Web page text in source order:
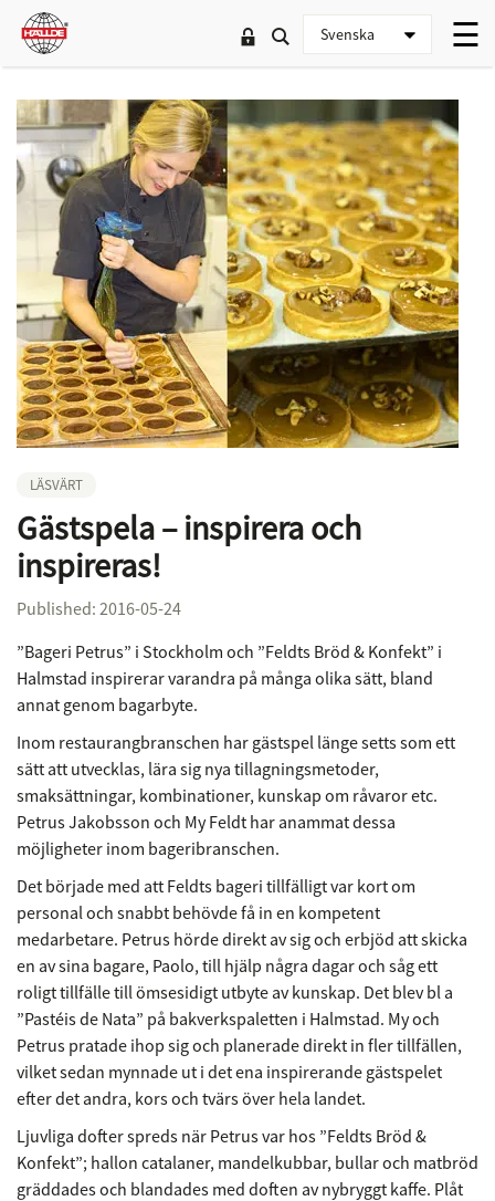
LÄSVÄRT
Gästspela – inspirera och
inspireras!
Published: 2016-05-24
”Bageri Petrus” i Stockholm och ”Feldts Bröd & Konfekt” i
Halmstad inspirerar varandra på många olika sätt, bland
annat genom bagarbyte.
Inom restaurangbranschen har gästspel länge setts som ett
sätt att utvecklas, lära sig nya tillagningsmetoder,
smaksättningar, kombinationer, kunskap om råvaror etc.
Petrus Jakobsson och My Feldt har anammat dessa
möjligheter inom bageribranschen.
Det började med att Feldts bageri tillfälligt var kort om
personal och snabbt behövde få in en kompetent
medarbetare. Petrus hörde direkt av sig och erbjöd att skicka
en av sina bagare, Paolo, till hjälp några dagar och såg ett
roligt tillfälle till ömsesidigt utbyte av kunskap. Det blev bl a
”Pastéis de Nata” på bakverkspaletten i Halmstad. My och
Petrus pratade ihop sig och planerade direkt in fler tillfällen,
vilket sedan mynnade ut i det ena inspirerande gästspelet
efter det andra, kors och tvärs över hela landet.
Ljuvliga dofter spreds när Petrus var hos ”Feldts Bröd &
Konfekt”; hallon catalaner, mandelkubbar, bullar och matbröd
gräddades och blandades med doften av nybryggt kaffe. Plåt